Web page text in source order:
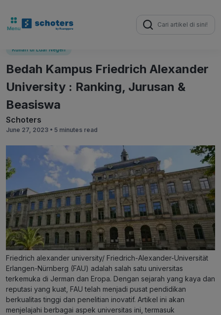
Search
for:
Kuliah di Luar Negeri
Bedah Kampus Friedrich Alexander
University : Ranking, Jurusan &
Beasiswa
Schoters
June 27, 2023 • 5 minutes read
Friedrich alexander university/ Friedrich-Alexander-Universität
Erlangen-Nürnberg (FAU) adalah salah satu universitas
terkemuka di Jerman dan Eropa. Dengan sejarah yang kaya dan
reputasi yang kuat, FAU telah menjadi pusat pendidikan
berkualitas tinggi dan penelitian inovatif. Artikel ini akan
menjelajahi berbagai aspek universitas ini, termasuk